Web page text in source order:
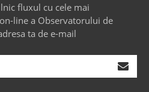
fluxul cu cele mai
line a Observatorului de
ta de e-mail